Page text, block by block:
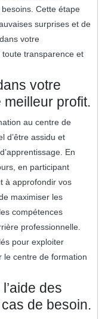
Cette étape
surprises et de
votre
transparence et
votre
profit.
au centre de
d’être assidu et
En
en participant
à approfondir vos
maximiser les
compétences
professionnelle.
pour exploiter
le centre de formation
des
de besoin.